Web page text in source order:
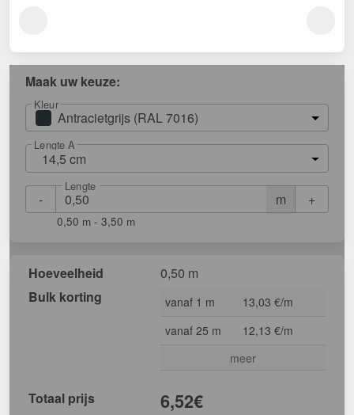
Maak uw keuze:
Kleur
Antracietgrijs (RAL 7016)
Lengte A
14,5 cm
- m
Lengte
+
0,50 m - 3,50 m
Hoeveelheid
0,50 m
Bulk korting
vanaf 1 m
13,03 €/m
vanaf 25 m
12,13 €/m
meer
Totaal prijs 6,52€